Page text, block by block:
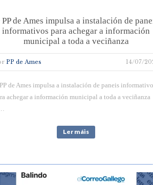
PP de Ames impulsa a instalación de
informativos para achegar a información
municipal a toda a veciñanza
PP de Ames 14/07/
de Ames impulsa a instalación de paneis
achegar a información municipal a toda a veciñanza
Ler máis